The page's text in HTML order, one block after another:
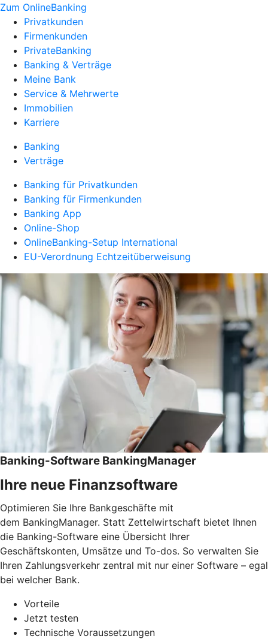
Zum OnlineBanking
Privatkunden
Firmenkunden
PrivateBanking
Banking & Verträge
Meine Bank
Service & Mehrwerte
Immobilien
Karriere
Banking
Verträge
Banking für Privatkunden
Banking für Firmenkunden
Banking App
Online-Shop
OnlineBanking-Setup International
EU-Verordnung Echtzeitüberweisung
Banking-Software BankingManager
Ihre neue Finanzsoftware
Optimieren Sie Ihre Bankgeschäfte mit
dem BankingManager. Statt Zettelwirtschaft bietet Ihnen
die Banking-Software eine Übersicht Ihrer
Geschäftskonten, Umsätze und To-dos. So verwalten Sie
Ihren Zahlungsverkehr zentral mit nur einer Software – egal
bei welcher Bank.
Vorteile
Jetzt testen
Technische Voraussetzungen